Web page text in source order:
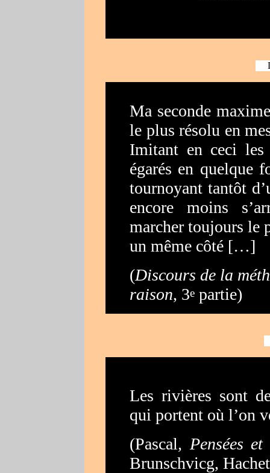
Ma seconde
le plus résolu en
Imitant en ceci les
égarés en quelque
tournoyant tantôt
encore moins
marcher toujours le
un même côté […]
(Discours de la
raison, 3e partie)
Les rivières sont
qui portent où l’on
(Pascal, Pensées et
Brunschvicg,